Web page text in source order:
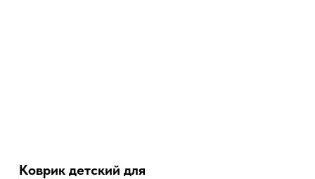
Коврик детский для